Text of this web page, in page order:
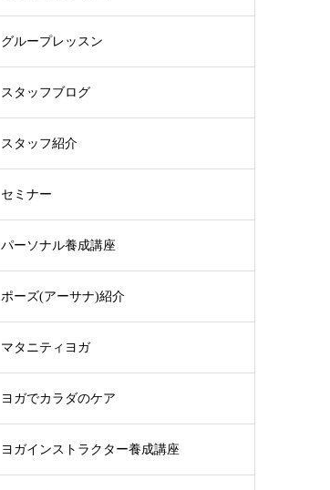
グループレッスン
スタッフブログ
スタッフ紹介
セミナー
パーソナル養成講座
ポーズ(アーサナ)紹介
マタニティヨガ
ヨガでカラダのケア
ヨガインストラクター養成講座